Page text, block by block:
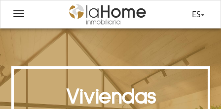
ES
Viviendas